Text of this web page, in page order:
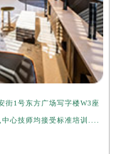
街1号东方广场写字楼W3座
心技师均接受标准培训....